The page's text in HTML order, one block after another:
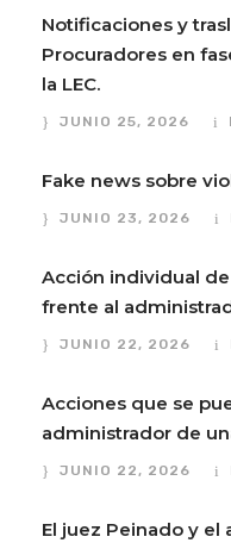
Notificaciones y
Procuradores en
la LEC.
JUNIO 25, 2026
Fake news sobre
JUNIO 23, 2026
Acción individual
frente al
JUNIO 22, 2026
Acciones que se
administrador de
JUNIO 22, 2026
El juez Peinado y el